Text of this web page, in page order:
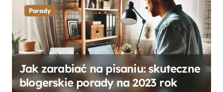
Porady
Jak zarabiać na pisaniu: skuteczne
blogerskie porady na 2023 rok